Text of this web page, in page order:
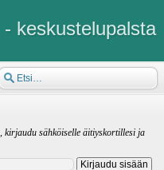
keskustelupalsta
kirjaudu sähköiselle äitiyskortillesi ja